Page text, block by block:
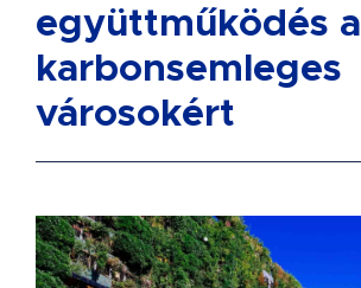
együttműködés a
karbonsemleges
városokért